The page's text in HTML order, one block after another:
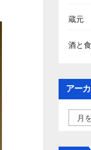
蔵元
酒と
アー
カ